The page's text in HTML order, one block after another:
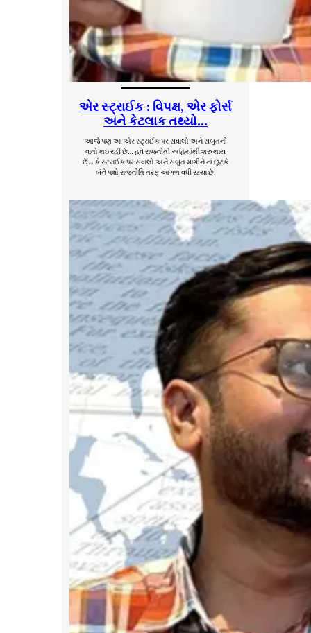
એર સ્ટ્રાઈક : વિપક્ષ, એર ફોર્સ
અને કેટલાક તથ્યો…
આજે પણ આ એર સ્ટ્રાઈક પર સવાલો અને સબુતની
વાતો થઇ રહી છે… હવે રાજનીતી અહિયાંથી શરુ થાય
છે… કે સ્ટ્રાઈક પર સવાલો અને સબુત માંગીને નાં છૂટકે
બંને પક્ષો રાજનીતિ તરફ આગળ વધી રહ્યા છે.